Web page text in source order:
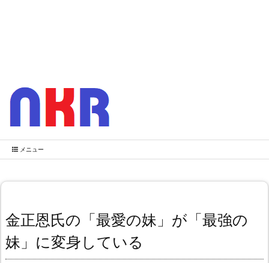
メニュー
金正恩氏の「最愛の妹」が「最強の
妹」に変身している